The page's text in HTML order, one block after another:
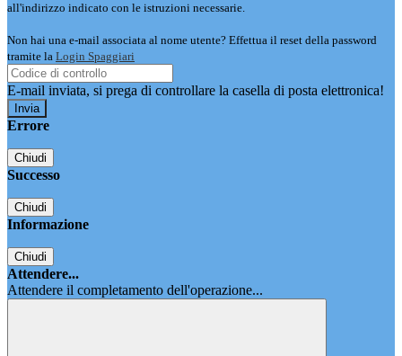
all'indirizzo indicato con le istruzioni necessarie.
Non hai una e-mail associata al nome utente? Effettua il reset della password
tramite la Login Spaggiari
E-mail inviata, si prega di controllare la casella di posta elettronica!
Errore
Chiudi
Successo
Chiudi
Informazione
Chiudi
Attendere...
Attendere il completamento dell'operazione...